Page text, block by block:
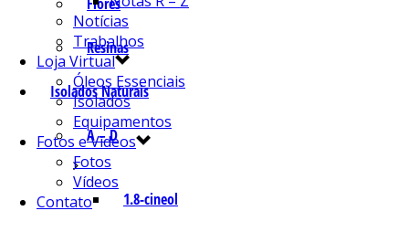
Resinas
Isolados Naturais
A – D
1.8-cineol
Notícias
Trabalhos
Loja Virtual
Óleos Essenciais
Isolados
Equipamentos
Fotos e Vídeos
Fotos
Vídeos
Contato